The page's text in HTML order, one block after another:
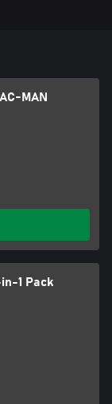
MAN
in-1 Pack